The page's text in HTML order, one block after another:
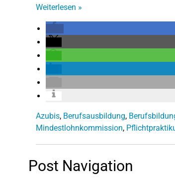
Weiterlesen »
Azubis, Berufsausbildung,
Mindestlohnkommission,
Post Navigation